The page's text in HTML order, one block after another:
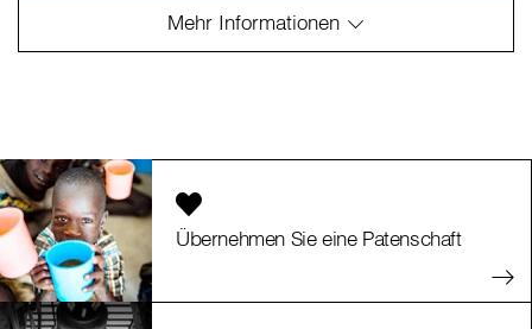
Übernehmen Sie eine Patenschaft